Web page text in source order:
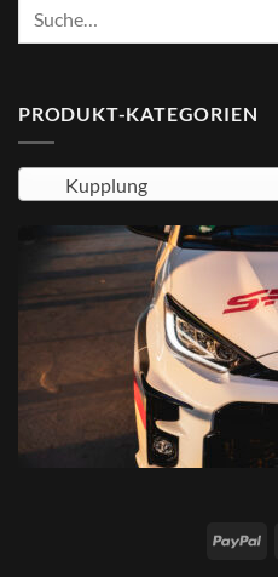
PRODUKT-KATEGORIEN
Kupplung